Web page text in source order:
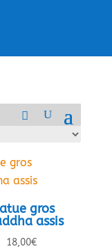
gros
assis
18,00€